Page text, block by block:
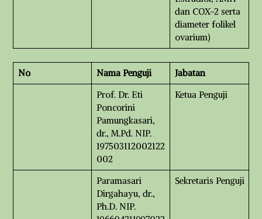
dan COX-2 serta
diameter folikel
ovarium)
No Nama Penguji
Jabatan
Prof. Dr. Eti
Poncorini
Pamungkasari,
dr., M.Pd. NIP.
197503112002122
002
Ketua Penguji
Paramasari
Dirgahayu, dr.,
Ph.D. NIP.
Sekretaris Penguji